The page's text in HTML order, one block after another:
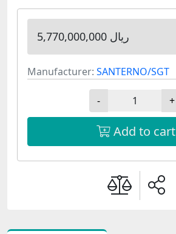
5,770,000,000 ریال
Manufacturer: SANTERNO/SGT
- +
Add to cart